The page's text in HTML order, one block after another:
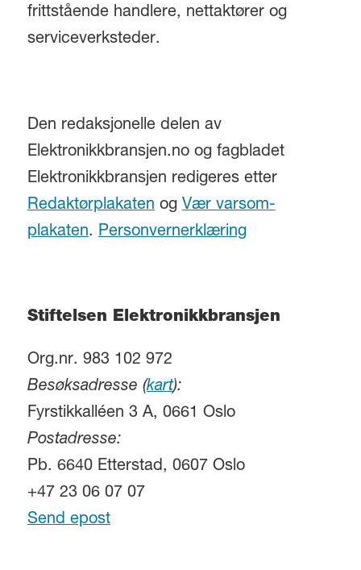
frittstående handlere, nettaktører og
serviceverksteder.
Den redaksjonelle delen av
Elektronikkbransjen.no og fagbladet
Elektronikkbransjen redigeres etter
Redaktørplakaten og Vær varsom-
plakaten. Personvernerklæring
Stiftelsen Elektronikkbransjen
Org.nr. 983 102 972
Besøksadresse (kart):
Fyrstikkalléen 3 A, 0661 Oslo
Postadresse:
Pb. 6640 Etterstad, 0607 Oslo
+47 23 06 07 07
Send epost